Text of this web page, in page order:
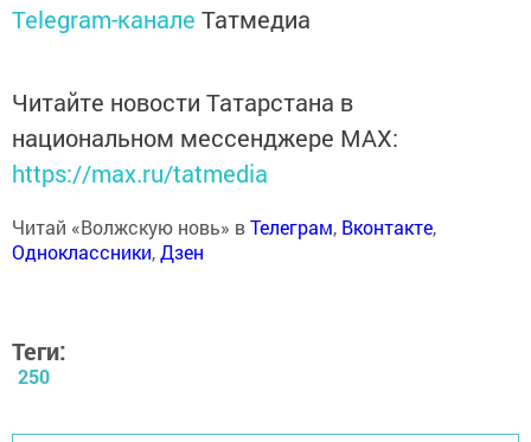
Telegram-канале Татмедиа
Читайте новости Татарстана в
национальном мессенджере MАХ:
https://max.ru/tatmedia
Читай «Волжскую новь» вТелеграм, Вконтакте,
Одноклассники,Дзен
Теги:
250